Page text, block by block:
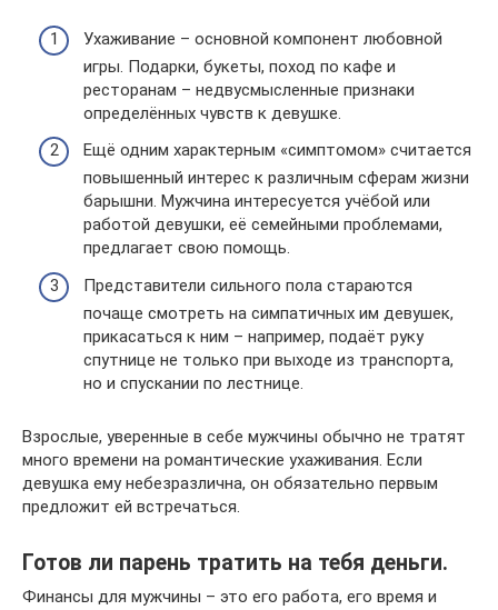
Ухаживание – основной компонент любовной
игры. Подарки, букеты, поход по кафе и
ресторанам – недвусмысленные признаки
определённых чувств к девушке.
Ещё одним характерным «симптомом» считается
повышенный интерес к различным сферам жизни
барышни. Мужчина интересуется учёбой или
работой девушки, её семейными проблемами,
предлагает свою помощь.
Представители сильного пола стараются
почаще смотреть на симпатичных им девушек,
прикасаться к ним – например, подаёт руку
спутнице не только при выходе из транспорта,
но и спускании по лестнице.
Взрослые, уверенные в себе мужчины обычно не тратят
много времени на романтические ухаживания. Если
девушка ему небезразлична, он обязательно первым
предложит ей встречаться.
Готов ли парень тратить на тебя деньги.
Финансы для мужчины – это его работа, его время и